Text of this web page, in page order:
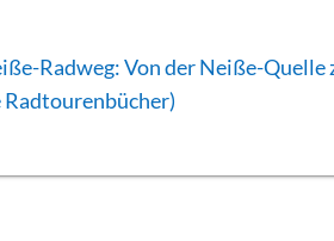
Radweg: Von der Neiße-Quelle
Radtourenbücher)